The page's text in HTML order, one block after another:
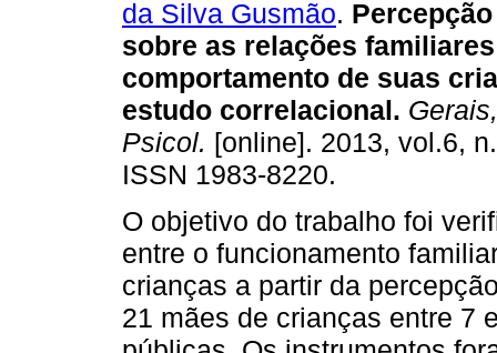
da Silva Gusmão.
sobre as relações
comportamento de suas
estudo correlacional.
Psicol. [online]. 2013, vol.6,
ISSN 1983-8220.
O objetivo do trabalho foi
entre o funcionamento
crianças a partir da
21 mães de crianças entre 7